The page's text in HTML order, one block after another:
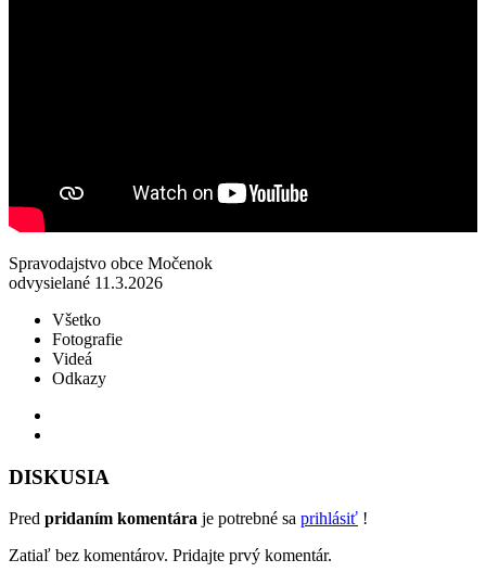
Spravodajstvo obce Močenok
odvysielané 11.3.2026
Všetko
Fotografie
Videá
Odkazy
DISKUSIA
Pred pridaním komentára je potrebné sa prihlásiť !
Zatiaľ bez komentárov. Pridajte prvý komentár.